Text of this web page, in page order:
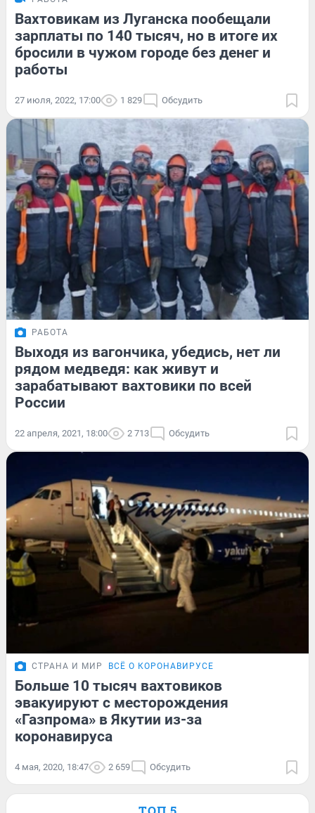
Вахтовикам из Луганска пообещали
зарплаты по 140 тысяч, но в итоге их
бросили в чужом городе без денег и
работы
27 июля, 2022, 17:00 1 829 Обсудить
РАБОТА
Выходя из вагончика, убедись, нет ли
рядом медведя: как живут и
зарабатывают вахтовики по всей
России
22 апреля, 2021, 18:00 2 713 Обсудить
СТРАНА И МИР ВСЁ О КОРОНАВИРУСЕ
Больше 10 тысяч вахтовиков
эвакуируют с месторождения
«Газпрома» в Якутии из-за
коронавируса
4 мая, 2020, 18:47 2 659 Обсудить